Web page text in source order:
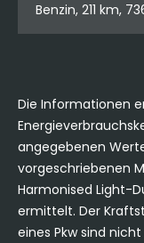
Benzin, 211 km,
Die Informationen
angegebenen
vorgeschriebenen
Harmonised Light-
ermittelt. Der
eines Pkw sind